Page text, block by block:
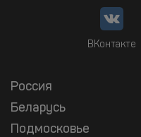
ВКонтакте
Россия
Беларусь
Подмосковье